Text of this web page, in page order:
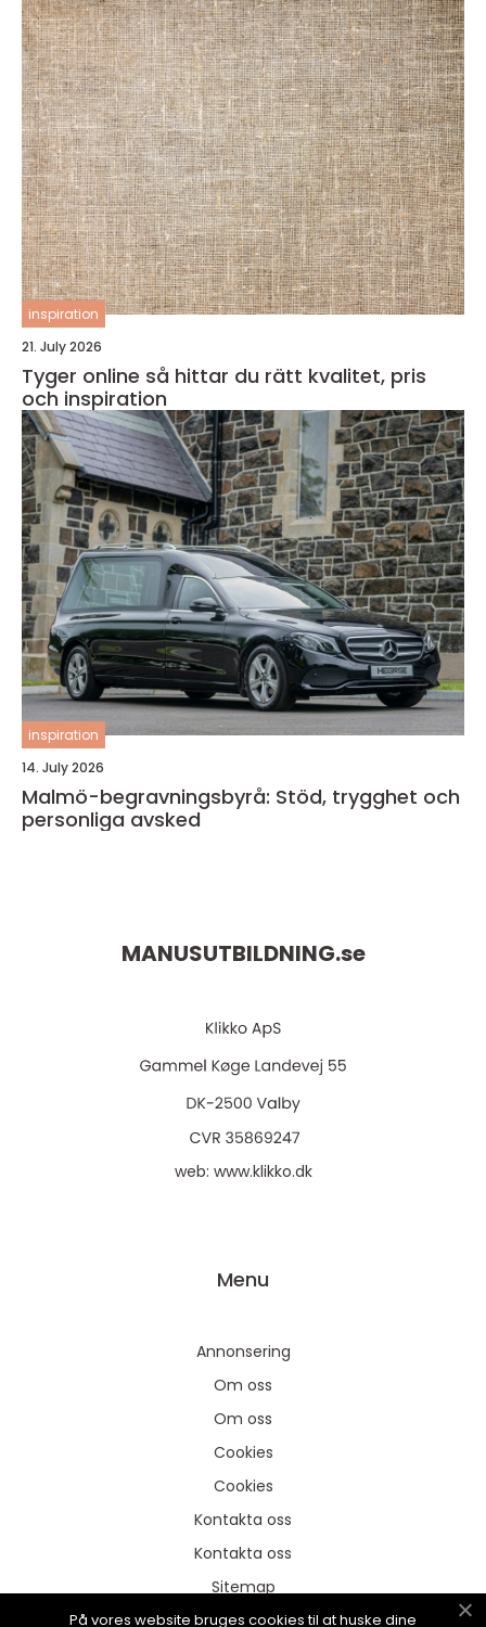
inspiration
21. July 2026
Tyger online så hittar du rätt kvalitet, pris
och inspiration
inspiration
14. July 2026
Malmö-begravningsbyrå: Stöd, trygghet och
personliga avsked
MANUSUTBILDNING.se
web: www.klikko.dk
Menu
Annonsering
Om oss
Om oss
Cookies
Cookies
Kontakta oss
Kontakta oss
Sitemap
Sitemap
På vores website bruges cookies til at huske dine